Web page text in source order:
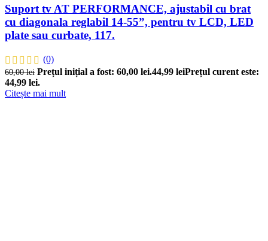
Suport tv AT PERFORMANCE, ajustabil cu brat
cu diagonala reglabil 14-55”, pentru tv LCD, LED
plate sau curbate, 117.
(0)
60,00lei Prețul inițial a fost: 60,00 lei.44,99 leiPrețul curent este:
44,99 lei.
Citește mai mult